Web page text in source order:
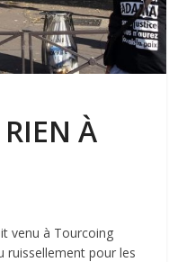
À
venu à Tourcoing
ruissellement pour les